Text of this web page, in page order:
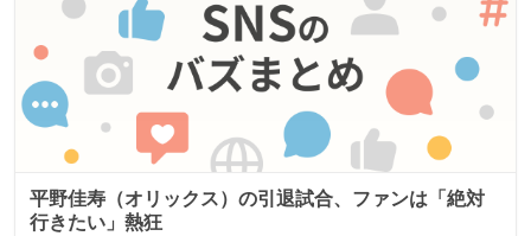
平野佳寿（オリックス）の引退試合、ファンは「絶対
行きたい」熱狂